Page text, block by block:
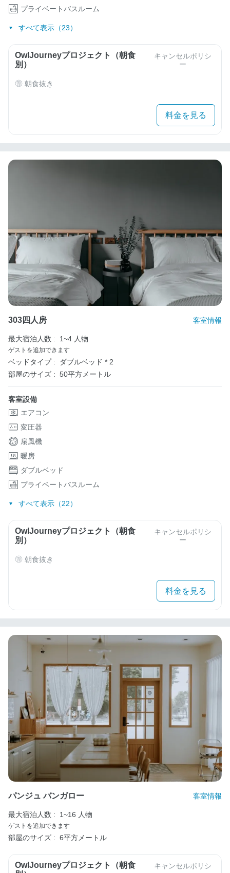
プライベートバスルーム
すべて表示（23）
OwlJourneyプロジェクト（朝食
別）
キャンセルポリシ
ー
朝食抜き
料金を見る
303四人房 客室情報
最大宿泊人数 : 1~4 人物
ゲストを追加できます
ベッドタイプ :
ダブルベッド * 2
部屋のサイズ : 50平方メートル
客室設備
エアコン
変圧器
扇風機
暖房
ダブルベッド
プライベートバスルーム
すべて表示（22）
OwlJourneyプロジェクト（朝食
別）
キャンセルポリシ
ー
朝食抜き
料金を見る
パンジュ バンガロー 客室情報
最大宿泊人数 : 1~16 人物
ゲストを追加できます
部屋のサイズ : 6平方メートル
OwlJourneyプロジェクト（朝食
キャンセルポリシ